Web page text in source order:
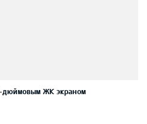
дюймовым ЖК экраном